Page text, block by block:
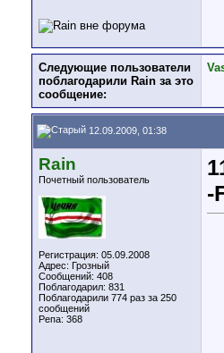
Следующие пользователи
поблагодарили Rain за это
сообщение:
12.09.2009, 01:38
Rain
Почетный пользователь
Регистрация: 05.09.2008
Адрес: Грозный
Сообщений: 408
Поблагодарил: 831
Поблагодарили 774 раз за 250
сообщений
Репа: 368
-